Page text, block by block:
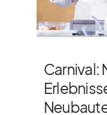
Carnival: